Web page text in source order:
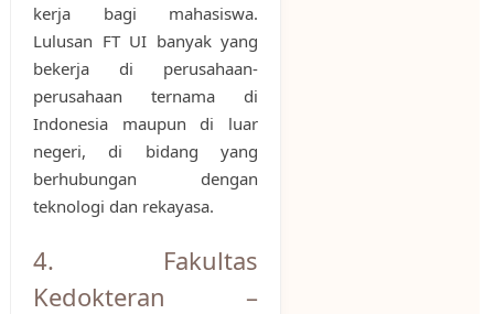
kerja bagi mahasiswa.
Lulusan FT UI banyak yang
bekerja di perusahaan-
perusahaan ternama di
Indonesia maupun di luar
negeri, di bidang yang
berhubungan dengan
teknologi dan rekayasa.
4. Fakultas
Kedokteran –